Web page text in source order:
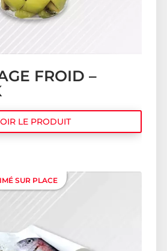
FROID –
LE PRODUIT
SUR PLACE